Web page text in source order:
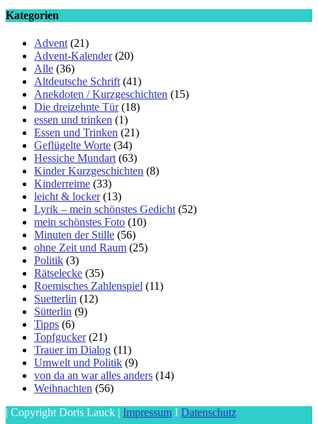
Kategorien
Advent (21)
Advent-Kalender(20)
Alle (36)
Altdeutsche Schrift (41)
Anekdoten / Kurzgeschichten (15)
Die dreizehnte Tür(18)
essen und trinken (1)
Essen und Trinken (21)
Geflügelte Worte (34)
Hessiche Mundart (63)
Kinder Kurzgeschichten (8)
Kinderreime (33)
leicht & locker(13)
Lyrik – mein schönstes Gedicht (52)
mein schönstes Foto (10)
Minuten der Stille (56)
ohne Zeit und Raum (25)
Politik (3)
Rätselecke (35)
Roemisches Zahlenspiel (11)
Suetterlin (12)
Sütterlin (9)
Tipps (6)
Topfgucker(21)
Trauer im Dialog (11)
Umwelt und Politik (9)
von da an war alles anders (14)
Weihnachten (56)
| Copyright Doris Lauck | Impressum I Datenschutz